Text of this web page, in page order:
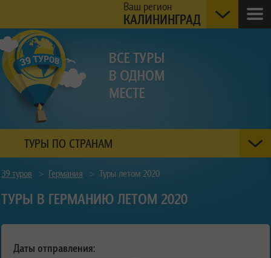
Ваш регион
КАЛИНИНГРАД
ТУРЫ ПО СТРАНАМ
39 туров > Германия > Туры летом 2020
ТУРЫ В ГЕРМАНИЮ ЛЕТОМ 2020
Даты отправления: